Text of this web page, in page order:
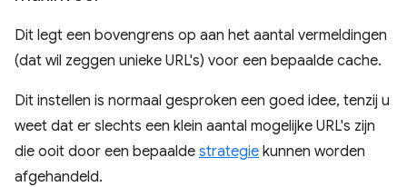
Dit legt een bovengrens op aan het aantal vermeldingen
(dat wil zeggen unieke URL's) voor een bepaalde cache.
Dit instellen is normaal gesproken een goed idee, tenzij u
weet dat er slechts een klein aantal mogelijke URL's zijn
die ooit door een bepaalde strategie kunnen worden
afgehandeld.